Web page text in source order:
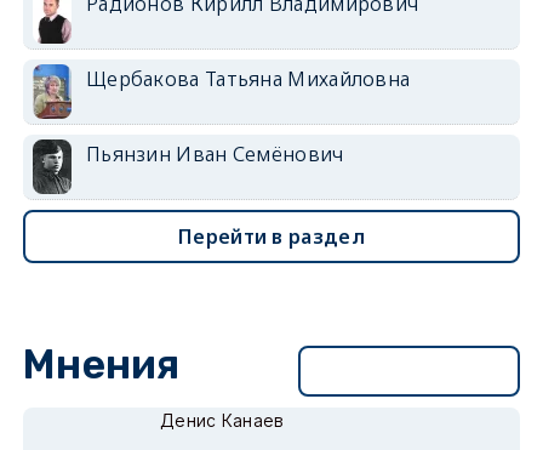
Щербакова Татьяна Михайловна
Пьянзин Иван Семёнович
Перейти в раздел
Мнения
Денис Канаев